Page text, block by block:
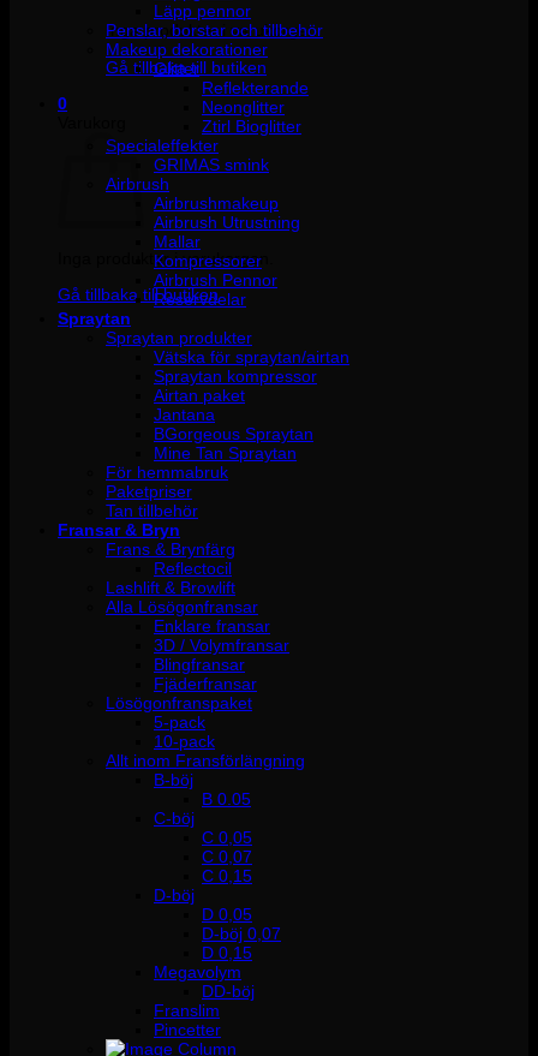
Inga produkter i varukorgen.
Gå tillbaka till butiken
0
Inga produkter i varukorgen.
Gå tillbaka till butiken
Läpp pennor
Penslar, borstar och tillbehör
Makeup dekorationer
Glitter
Reflekterande
Neonglitter
Ztirl Bioglitter
Specialeffekter
GRIMAS smink
Airbrush
Airbrushmakeup
Airbrush Utrustning
Mallar
Kompressorer
Airbrush Pennor
Reservdelar
Spraytan
Spraytan produkter
Vätska för spraytan/airtan
Spraytan kompressor
Airtan paket
Jantana
BGorgeous Spraytan
Mine Tan Spraytan
För hemmabruk
Paketpriser
Tan tillbehör
Fransar & Bryn
Frans & Brynfärg
Reflectocil
Lashlift & Browlift
Alla Lösögonfransar
Enklare fransar
3D / Volymfransar
Blingfransar
Fjäderfransar
Lösögonfranspaket
5-pack
10-pack
Allt inom Fransförlängning
B-böj
B 0.05
C-böj
C 0,05
C 0,07
C 0,15
D-böj
D 0,05
D-böj 0,07
D 0,15
Megavolym
DD-böj
Franslim
Pincetter